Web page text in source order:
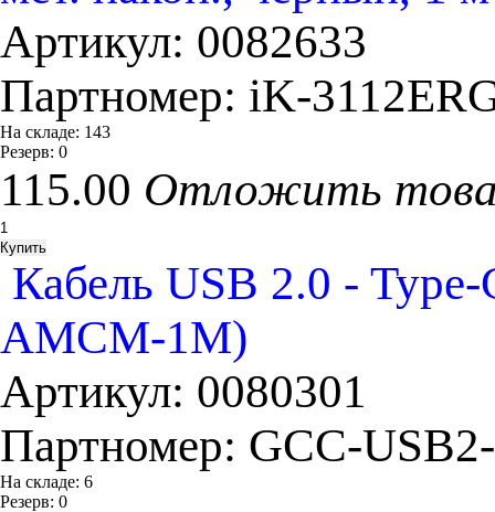
Артикул: 0082633
Партномер: iK-
На складе: 143
Резерв: 0
115.00 Отложить
Кабель USB 2.0 -
AMCM-1M)
Артикул: 0080301
Партномер: GCC-
На складе: 6
Резерв: 0